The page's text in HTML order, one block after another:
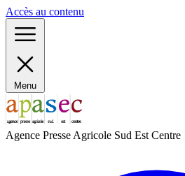
Accès au contenu
Menu
Agence Presse Agricole Sud Est Centre
Panneau de gestion des cookies